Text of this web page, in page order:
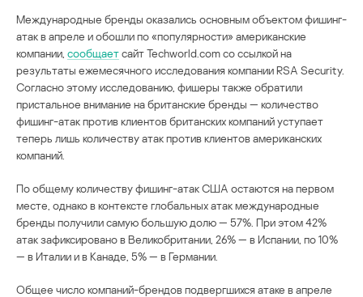
Международные бренды оказались основным объектом фишинг-
атак в апреле и обошли по «популярности» американские
компании, сообщаетсайт Techworld.com со ссылкой на
результаты ежемесячного исследования компании RSA Security.
Согласно этому исследованию, фишеры также обратили
пристальное внимание на британские бренды — количество
фишинг-атак против клиентов британских компаний уступает
теперь лишь количеству атак против клиентов американских
компаний.
По общему количеству фишинг-атак США остаются на первом
месте, однако в контексте глобальных атак международные
бренды получили самую большую долю — 57%. При этом 42%
атак зафиксировано в Великобритании, 26% — в Испании, по 10%
— в Италии и в Канаде, 5% — в Германии.
Общее число компаний-брендов подвергшихся атаке в апреле